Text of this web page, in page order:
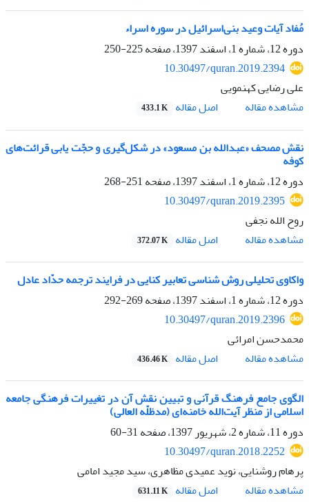
مُفاد آیات وعید بنی‌اسرائیل در سوره اسراء
دوره 12، شماره 1، اسفند 1397، صفحه
225-250
10.30497/quran.2019.2394
علی رضایی کهنمویی
مشاهده مقاله
اصل مقاله 433.1 K
نقش مصحف «عبدالله بن مسعود» در شکل‌گیری و حجّت‌ یابی قرائت‌های
کوفه
دوره 12، شماره 1، اسفند 1397، صفحه
251-268
10.30497/quran.2019.2395
روح الله نجفی
مشاهده مقاله
اصل مقاله 372.07 K
واکاوی تحلیلی روش شناسی تعابیر کنایی در فرایند ترجمه حدّاد عادل
دوره 12، شماره 1، اسفند 1397، صفحه
269-292
10.30497/quran.2019.2396
محمدحسن امرائی
مشاهده مقاله
اصل مقاله 436.46 K
الگوی جامع فرهنگ قرآنی و تبیین نقش آن در تغییرات فرهنگی جامعه
اسلامی از منظر آیت‌الله خامنه‌ای (مدظلّه العالی)
دوره 11، شماره 2، شهریور 1397، صفحه
31-60
10.30497/quran.2018.2252
پرهام روشنایی، نوید عمیدی مظاهری، سید مجید امامی
مشاهده مقاله
اصل مقاله 631.11 K